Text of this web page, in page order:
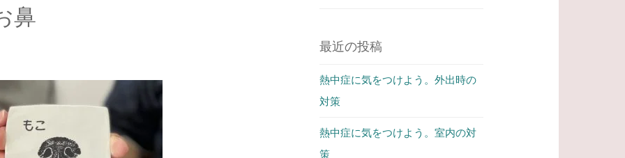
鼻
最近の投稿
熱中症に気をつけよう。外出時の
対策
熱中症に気をつけよう。室内の対
策